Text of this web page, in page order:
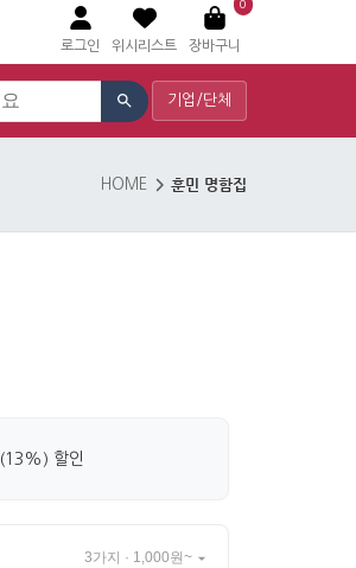
로그인 위시리스트
0
장바구니
기업/단체
HOME 훈민 명함집
(13%) 할인
3가지 · 1,000원~